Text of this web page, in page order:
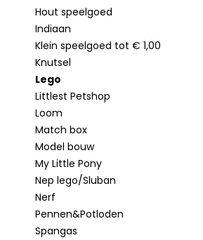
Hout speelgoed
Indiaan
Klein speelgoed tot € 1,00
Knutsel
Lego
Littlest Petshop
Loom
Match box
Model bouw
My Little Pony
Nep lego/Sluban
Nerf
Pennen&Potloden
Spangas